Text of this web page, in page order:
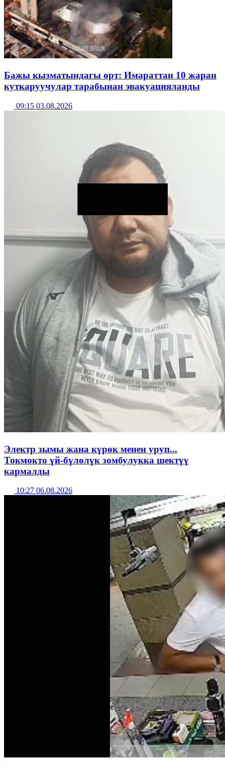
Бажы кызматындагы өрт: Имараттан 10 жаран
куткаруучулар тарабынан эвакуацияланды
09:15 03.08.2026
Электр зымы жана күрөк менен уруп...
Токмокто үй-бүлөлүк зомбулукка шектүү
кармалды
10:27 06.08.2026